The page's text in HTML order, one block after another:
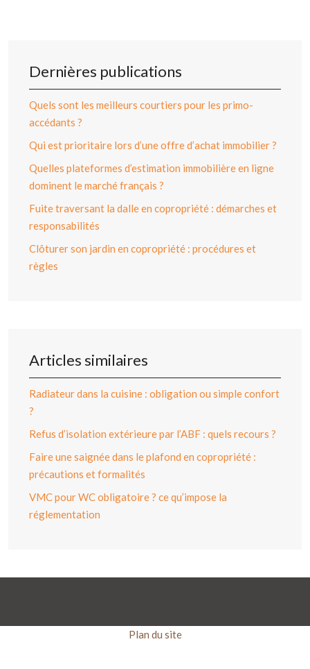
Dernières publications
Quels sont les meilleurs courtiers pour les primo-
accédants ?
Qui est prioritaire lors d’une offre d’achat immobilier ?
Quelles plateformes d’estimation immobilière en ligne
dominent le marché français ?
Fuite traversant la dalle en copropriété : démarches et
responsabilités
Clôturer son jardin en copropriété : procédures et
règles
Articles similaires
Radiateur dans la cuisine : obligation ou simple confort
?
Refus d’isolation extérieure par l’ABF : quels recours ?
Faire une saignée dans le plafond en copropriété :
précautions et formalités
VMC pour WC obligatoire ? ce qu’impose la
réglementation
Plan du site